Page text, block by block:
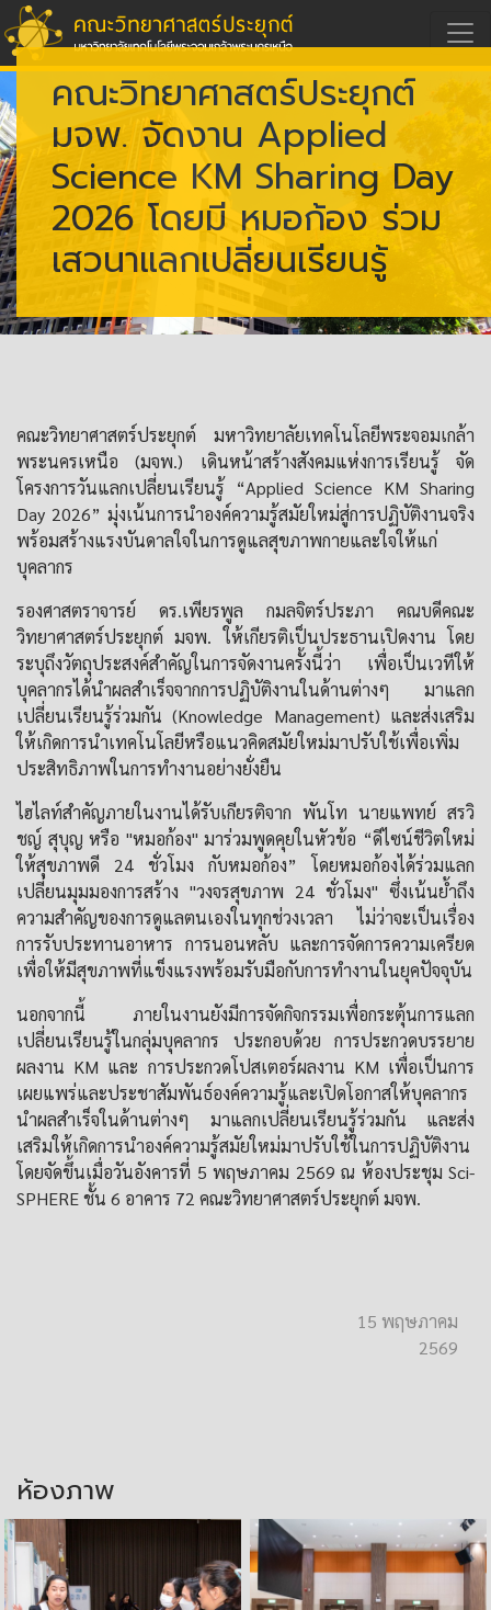
คณะวิทยาศาสตร์ประยุกต์
มจพ. จัดงาน Applied
Science KM Sharing Day
2026 โดยมี หมอก้อง ร่วม
เสวนาแลกเปลี่ยนเรียนรู้
คณะวิทยาศาสตร์ประยุกต์ มหาวิทยาลัยเทคโนโลยีพระจอมเกล้า
พระนครเหนือ (มจพ.) เดินหน้าสร้างสังคมแห่งการเรียนรู้ จัด
โครงการวันแลกเปลี่ยนเรียนรู้ “Applied Science KM Sharing
Day 2026” มุ่งเน้นการนำองค์ความรู้สมัยใหม่สู่การปฏิบัติงานจริง
พร้อมสร้างแรงบันดาลใจในการดูแลสุขภาพกายและใจให้แก่
บุคลากร
รองศาสตราจารย์ ดร.เพียรพูล กมลจิตร์ประภา คณบดีคณะ
วิทยาศาสตร์ประยุกต์ มจพ. ให้เกียรติเป็นประธานเปิดงาน โดย
ระบุถึงวัตถุประสงค์สำคัญในการจัดงานครั้งนี้ว่า เพื่อเป็นเวทีให้
บุคลากรได้นำผลสำเร็จจากการปฏิบัติงานในด้านต่างๆ มาแลก
เปลี่ยนเรียนรู้ร่วมกัน (Knowledge Management) และส่งเสริม
ให้เกิดการนำเทคโนโลยีหรือแนวคิดสมัยใหม่มาปรับใช้เพื่อเพิ่ม
ประสิทธิภาพในการทำงานอย่างยั่งยืน
ไฮไลท์สำคัญภายในงานได้รับเกียรติจาก พันโท นายแพทย์ สรวิ
ชญ์ สุบุญ หรือ "หมอก้อง" มาร่วมพูดคุยในหัวข้อ “ดีไซน์ชีวิตใหม่
ให้สุขภาพดี 24 ชั่วโมง กับหมอก้อง” โดยหมอก้องได้ร่วมแลก
เปลี่ยนมุมมองการสร้าง "วงจรสุขภาพ 24 ชั่วโมง" ซึ่งเน้นย้ำถึง
ความสำคัญของการดูแลตนเองในทุกช่วงเวลา ไม่ว่าจะเป็นเรื่อง
การรับประทานอาหาร การนอนหลับ และการจัดการความเครียด
เพื่อให้มีสุขภาพที่แข็งแรงพร้อมรับมือกับการทำงานในยุคปัจจุบัน
นอกจากนี้ ภายในงานยังมีการจัดกิจกรรมเพื่อกระตุ้นการแลก
เปลี่ยนเรียนรู้ในกลุ่มบุคลากร ประกอบด้วย การประกวดบรรยาย
ผลงาน KM และ การประกวดโปสเตอร์ผลงาน KM เพื่อเป็นการ
เผยแพร่และประชาสัมพันธ์องค์ความรู้และเปิดโอกาสให้บุคลากร
นำผลสำเร็จในด้านต่างๆ มาแลกเปลี่ยนเรียนรู้ร่วมกัน และส่ง
เสริมให้เกิดการนำองค์ความรู้สมัยใหม่มาปรับใช้ในการปฏิบัติงาน
โดยจัดขึ้นเมื่อวันอังคารที่ 5 พฤษภาคม 2569 ณ ห้องประชุม Sci-
SPHERE ชั้น 6 อาคาร 72 คณะวิทยาศาสตร์ประยุกต์ มจพ.
15 พฤษภาคม
2569
ห้องภาพ